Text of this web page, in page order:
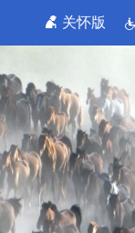
关怀版